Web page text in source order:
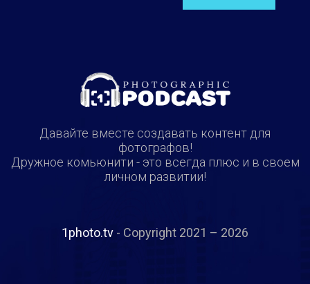
Давайте вместе создавать контент для
фотографов!
Дружное комьюнити - это всегда плюс и в своем
личном развитии!
1photo.tv - Copyright 2021 – 2026